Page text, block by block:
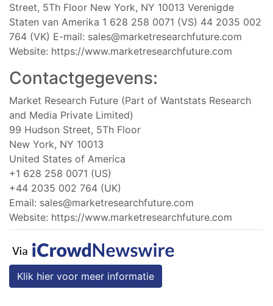
Street, 5Th Floor New York, NY 10013 Verenigde
Staten van Amerika 1 628 258 0071 (VS) 44 2035 002
764 (VK) E-mail: sales@marketresearchfuture.com
Website: https://www.marketresearchfuture.com
Contactgegevens:
Market Research Future (Part of Wantstats Research
and Media Private Limited)
99 Hudson Street, 5Th Floor
New York, NY 10013
United States of America
+1 628 258 0071 (US)
+44 2035 002 764 (UK)
Email: sales@marketresearchfuture.com
Website: https://www.marketresearchfuture.com
Klik hier voor meer informatie